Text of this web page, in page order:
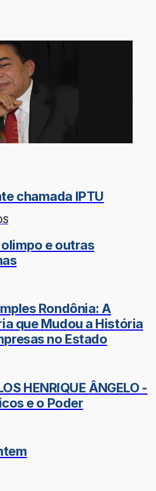
chamada IPTU
e outras
Rondônia: A
que Mudou a História
no Estado
HENRIQUE ÂNGELO -
e o Poder